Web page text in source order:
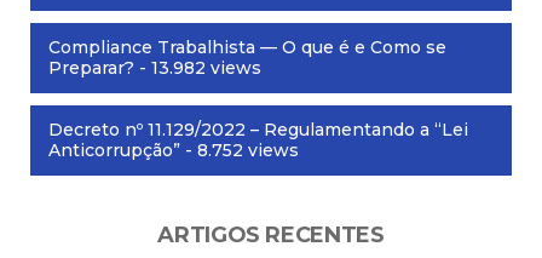
Compliance Trabalhista — O que é e Como se
Preparar? - 13.982 views
Decreto nº 11.129/2022 – Regulamentando a “Lei
Anticorrupção” - 8.752 views
ARTIGOS RECENTES